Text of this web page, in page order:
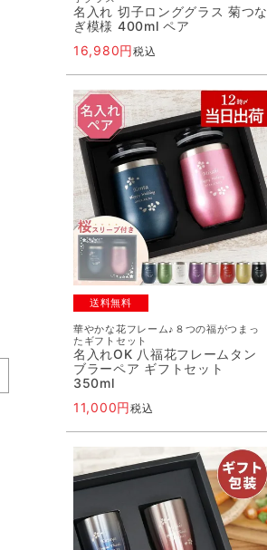
名入れ 切子ロンググラス 菊つな
ぎ模様 400ml ペア
16,980
税込
送料無料
華やかな花フレーム♪８つの福がつまっ
たギフトセット
名入れOK 八福花フレームタン
ブラーペア ギフトセット
350ml
11,000
税込